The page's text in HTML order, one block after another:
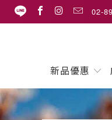
02-
新品優惠